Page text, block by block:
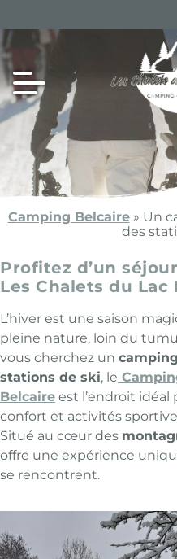
Camping Belcaire» Un
des
Profitez d’un
Les Chalets du
L’hiver est une saison
pleine nature, loin du
vous cherchez un
stations de ski, le
Belcaire est l’endroit
confort et activités
Situé au cœur des
offre une expérience
se rencontrent.